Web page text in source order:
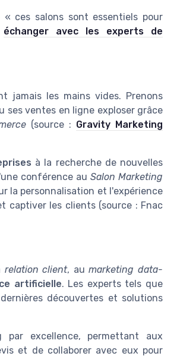
« ces salons sont essentiels pour
échanger avec les experts de
jamais les mains vides. Prenons
ses ventes en ligne exploser grâce
(source : Gravity Marketing
à la recherche de nouvelles
conférence auSalon Marketing
la personnalisation et l'expérience
captiver les clients (source : Fnac
relation client, aumarketing data-
artificielle. Les experts tels que
découvertes et solutions
excellence, permettant aux
et de collaborer avec eux pour